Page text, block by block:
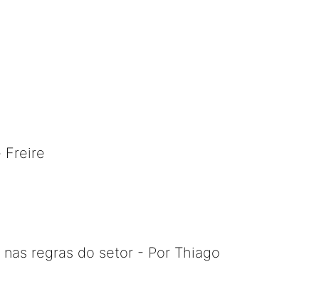
Freire
regras do setor - Por Thiago